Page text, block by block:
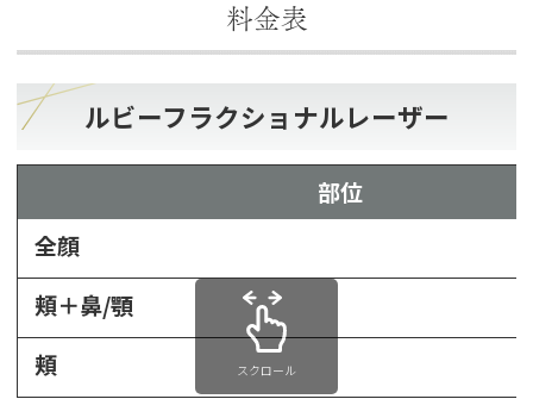
料金表
ルビーフラクショナルレーザー
部位
全顔
頬＋鼻/顎
頬
スクロール